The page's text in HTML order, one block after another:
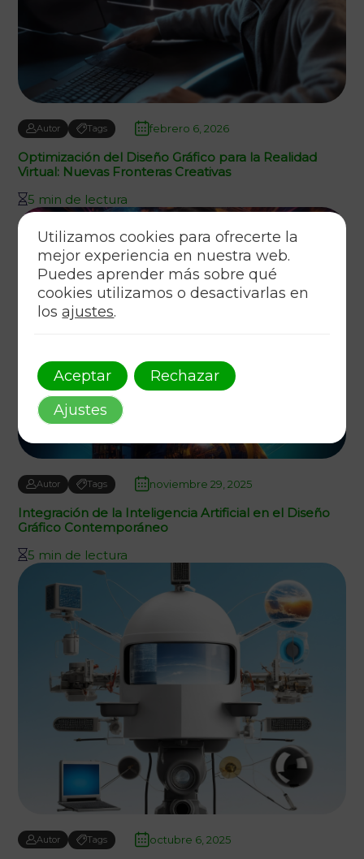
Autor Tags febrero 6, 2026
Optimización del Diseño Gráfico para la Realidad
Virtual: Nuevas Fronteras Creativas
5 min de lectura
Autor Tags noviembre 29, 2025
Integración de la Inteligencia Artificial en el Diseño
Gráfico Contemporáneo
5 min de lectura
Autor Tags octubre 6, 2025
Utilizamos cookies para ofrecerte la
mejor experiencia en nuestra web.
Puedes aprender más sobre qué
cookies utilizamos o desactivarlas en
losajustes.
Aceptar
Rechazar
Ajustes